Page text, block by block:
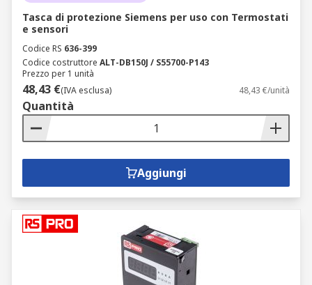
Tasca di protezione Siemens per uso con Termostati
e sensori
Codice RS 636-399
Codice costruttore ALT-DB150J / S55700-P143
Prezzo per 1 unità
48,43 €(IVA esclusa) 48,43 €/unità
Quantità
Aggiungi